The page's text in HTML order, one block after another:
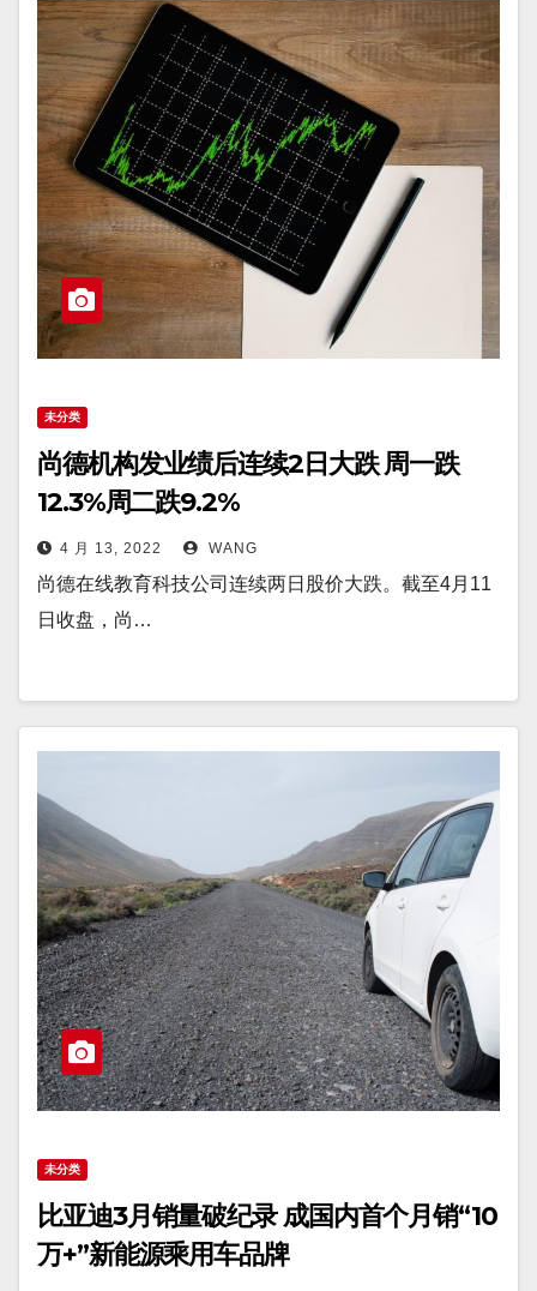
未分类
尚德机构发业绩后连续2日大跌 周一跌
12.3%周二跌9.2%
4 月 13, 2022 WANG
尚德在线教育科技公司连续两日股价大跌。截至4月11
日收盘，尚…
未分类
比亚迪3月销量破纪录 成国内首个月销“10
万+”新能源乘用车品牌